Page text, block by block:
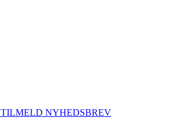
TILMELD NYHEDSBREV